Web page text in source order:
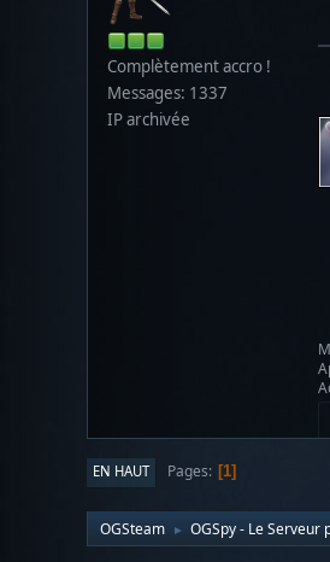
Complètement accro !
Messages: 1337
IP archivée
EN HAUT Pages 1
OGSteam ► OGSpy - Le